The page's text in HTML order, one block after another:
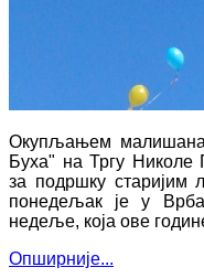
Окупљањем
Буха" на Тргу Николе
за подршку старијим
понедељак је у
недеље, која ове
Опширније...